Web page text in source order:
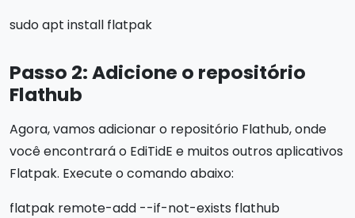
sudo apt install flatpak
Passo 2: Adicione o repositório
Flathub
Agora, vamos adicionar o repositório Flathub, onde
você encontrará o EdiTidE e muitos outros aplicativos
Flatpak. Execute o comando abaixo:
flatpak remote-add --if-not-exists flathub